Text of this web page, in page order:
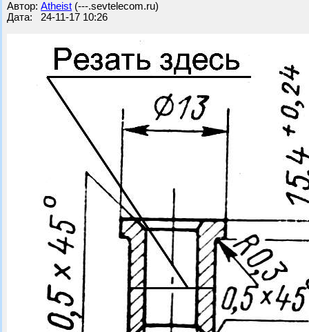
Автор: Atheist (---.sevtelecom.ru)
Дата: 24-11-17 10:26